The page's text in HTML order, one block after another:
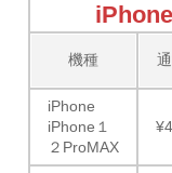
機種
iPhone
iPhone１
２ProMAX